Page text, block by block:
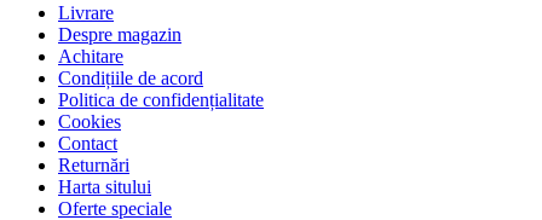
Livrare
Despre magazin
Achitare
Condițiile de acord
Politica de confidențialitate
Cookies
Contact
Returnări
Harta sitului
Oferte speciale